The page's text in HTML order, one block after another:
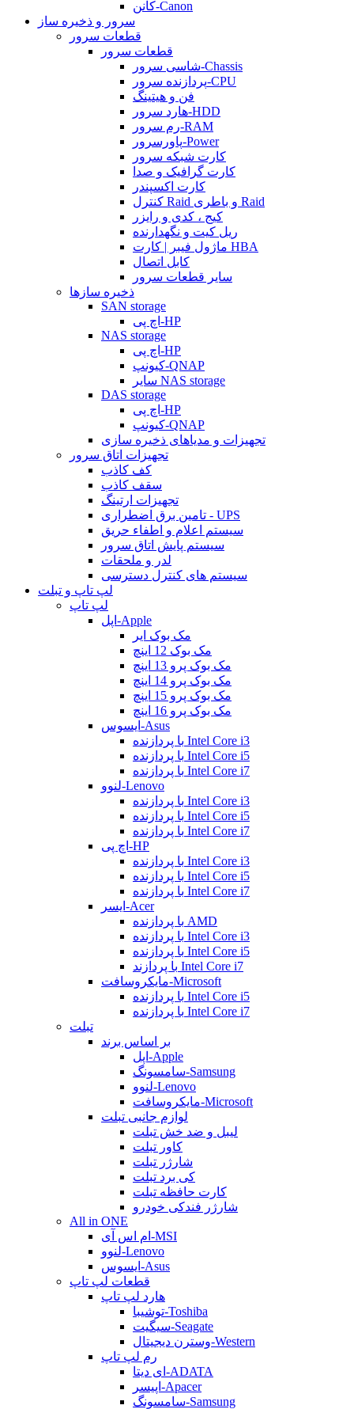
کانن-Canon
سرور و ذخیره ساز
قطعات سرور
قطعات سرور
شاسی سرور-Chassis
پردازنده سرور-CPU
فن و هیتینگ
هارد سرور-HDD
رم سرور-RAM
پاورسرور-Power
کارت شبکه سرور
کارت گرافیک و صدا
کارت اکسپندر
کنترل Raid و باطری Raid
کیج ، کدی و رایزر
ریل کیت و نگهدارنده
ماژول فیبر | کارت HBA
کابل اتصال
سایر قطعات سرور
ذخیره سازها
SAN storage
اچ پی-HP
NAS storage
اچ پی-HP
کیونپ-QNAP
سایر NAS storage
DAS storage
اچ پی-HP
کیونپ-QNAP
تجهیزات و مدیاهای ذخیره سازی
تجهیزات اتاق سرور
کف کاذب
سقف کاذب
تجهیزات ارتینگ
تامین برق اضطراری - UPS
سیستم اعلام و اطفاء حریق
سیستم پایش اتاق سرور
لدر و ملحقات
سیستم های کنترل دسترسی
لپ تاپ و تبلت
لپ تاپ
اپل-Apple
مک بوک ایر
مک بوک 12 اینچ
مک بوک پرو 13 اینچ
مک بوک پرو 14 اینچ
مک بوک پرو 15 اینچ
مک بوک پرو 16 اینچ
ایسوس-Asus
با پردازنده Intel Core i3
با پردازنده Intel Core i5
با پردازنده Intel Core i7
لنوو-Lenovo
با پردازنده Intel Core i3
با پردازنده Intel Core i5
با پردازنده Intel Core i7
اچ پی-HP
با پردازنده Intel Core i3
با پردازنده Intel Core i5
با پردازنده Intel Core i7
ایسر-Acer
با پردازنده AMD
با پردازنده Intel Core i3
با پردازنده Intel Core i5
با پردازند Intel Core i7
مایکروسافت-Microsoft
با پردازنده Intel Core i5
با پردازنده Intel Core i7
تبلت
بر اساس برند
اپل-Apple
سامسونگ-Samsung
لنوو-Lenovo
مایکروسافت-Microsoft
لوازم جانبی تبلت
لیبل و ضد خش تبلت
کاور تبلت
شارژر تبلت
کی برد تبلت
کارت حافظه تبلت
شارژر فندکی خودرو
All in ONE
ام اس آی-MSI
لنوو-Lenovo
ایسوس-Asus
قطعات لپ تاپ
هارد لپ تاپ
توشیبا-Toshiba
سیگیت-Seagate
وسترن دیجیتال-Western
رم لپ تاپ
ای دیتا-ADATA
اپیسر-Apacer
سامسونگ-Samsung